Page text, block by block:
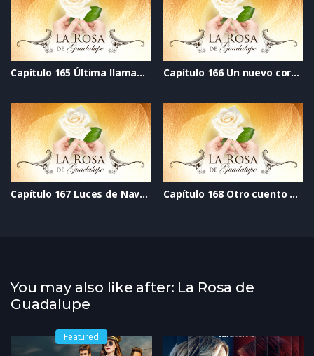
Capítulo 165 Última llamada al perdón Capítulo 166 Un nuevo corazón
Capítulo 167 Luces de Navidad Capítulo 168 Otro cuento de Navidad
You may also like after: La Rosa de
Guadalupe
Featured